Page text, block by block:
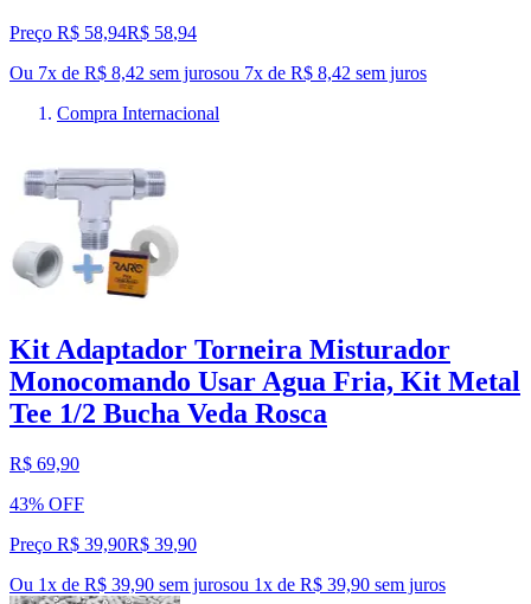
Preço R$ 58,94R$ 58,94
Ou 7x de R$ 8,42 sem jurosou 7x de R$ 8,42 sem juros
Compra Internacional
Kit Adaptador Torneira Misturador
Monocomando Usar Agua Fria, Kit Metal
Tee 1/2 Bucha Veda Rosca
R$ 69,90
43% OFF
Preço R$ 39,90R$ 39,90
Ou 1x de R$ 39,90 sem jurosou 1x de R$ 39,90 sem juros